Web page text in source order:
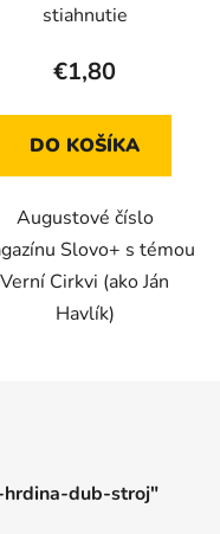
stiahnutie
€1,80
DO KOŠÍKA
Augustové číslo
Slovo+ s témou
Verní Cirkvi (ako Ján
Havlík)
hrdina-dub-stroj"